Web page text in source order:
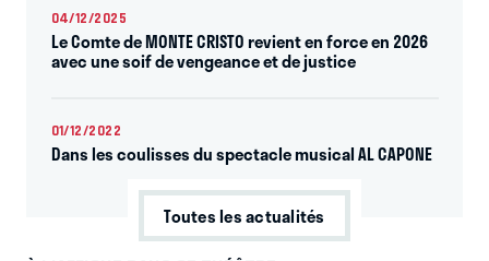
04/12/2025
Le Comte de MONTE CRISTO revient en force en 2026
avec une soif de vengeance et de justice
01/12/2022
Dans les coulisses du spectacle musical AL CAPONE
Toutes les actualités